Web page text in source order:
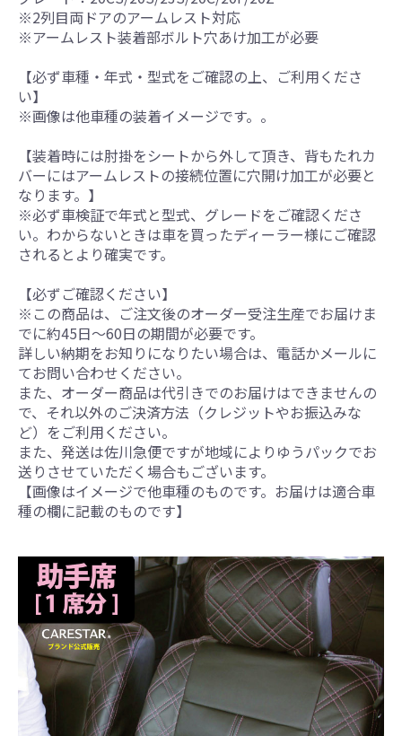
※2列目両ドアのアームレスト対応
※アームレスト装着部ボルト穴あけ加工が必要
【必ず車種・年式・型式をご確認の上、ご利用くださ
い】
※画像は他車種の装着イメージです。。
【装着時には肘掛をシートから外して頂き、背もたれカ
バーにはアームレストの接続位置に穴開け加工が必要と
なります。】
※必ず車検証で年式と型式、グレードをご確認くださ
い。わからないときは車を買ったディーラー様にご確認
されるとより確実です。
【必ずご確認ください】
※この商品は、ご注文後のオーダー受注生産でお届けま
でに約45日～60日の期間が必要です。
詳しい納期をお知りになりたい場合は、電話かメールに
てお問い合わせください。
また、オーダー商品は代引きでのお届けはできませんの
で、それ以外のご決済方法（クレジットやお振込みな
ど）をご利用ください。
また、発送は佐川急便ですが地域によりゆうパックでお
送りさせていただく場合もございます。
【画像はイメージで他車種のものです。お届けは適合車
種の欄に記載のものです】